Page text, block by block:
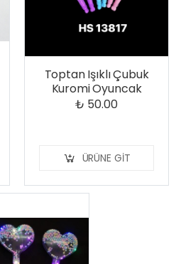
Toptan Işıklı Çubuk
Kuromi Oyuncak
₺ 50.00
ÜRÜNE GIT